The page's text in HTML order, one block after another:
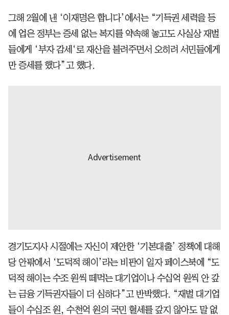
그해 2월에 낸 ‘이재명은 합니다’에서는 “기득권 세력을 등
에 업은 정부는 증세 없는 복지를 약속해 놓고도 사실상 재벌
들에게 ‘부자 감세‘로 재산을 불려주면서 오히려 서민들에게
만 증세를 했다”고 했다.
경기도지사 시절에는 자신이 제안한 ‘기본대출’ 정책에 대해
당 안팎에서 ‘도덕적 해이’라는 비판이 일자 페이스북에 “도
덕적 해이는 수조 원씩 떼먹는 대기업이나 수십억 원씩 안 갚
는 금융 기득권자들이 더 심하다”고 반박했다. “재벌 대기업
들이 수십조 원, 수천억 원의 국민 혈세를 갚지 않아도 말 없